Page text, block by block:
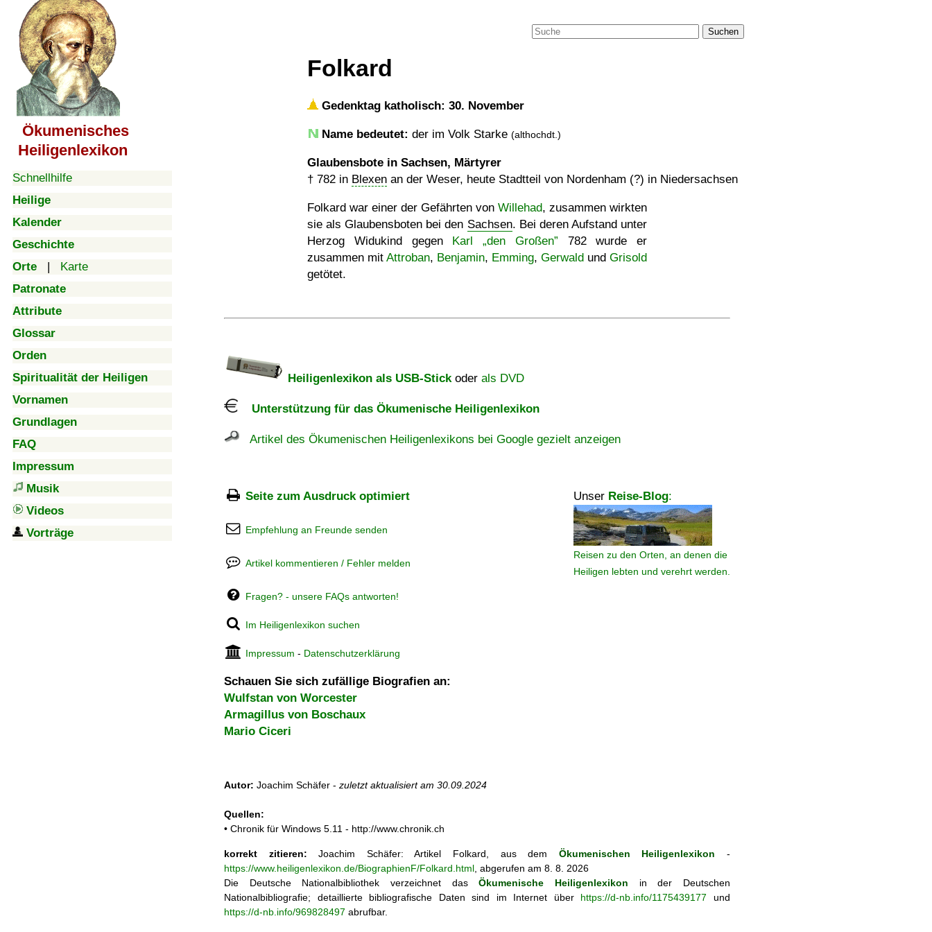
Ökumenisches
Heiligenlexikon
Schnellhilfe
Heilige
Kalender
Geschichte
Orte | Karte
Patronate
Attribute
Glossar
Orden
Spiritualität der Heiligen
Vornamen
Grundlagen
FAQ
Impressum
Musik
Videos
Vorträge
Suchen
Folkard
Gedenktag katholisch: 30. November
Name bedeutet: der im Volk Starke (althochdt.)
Glaubensbote in Sachsen, Märtyrer
† 782 in Blexen an der Weser, heute Stadtteil von Nordenham (?) in Niedersachsen
Folkard war einer der Gefährten von Willehad, zusammen wirkten
sie als Glaubensboten bei den Sachsen. Bei deren Aufstand unter
Herzog Widukind gegen Karl den Großen
782 wurde er
zusammen mit Attroban, Benjamin, Emming, Gerwald und Grisold
getötet.
Heiligenlexikon als USB-Stickoder als DVD
Unterstützung für das Ökumenische Heiligenlexikon
Artikel des Ökumenischen Heiligenlexikons bei Google gezielt anzeigen
Seite zum Ausdruck optimiert Unser Reise-Blog:
Reisen zu den Orten, an denen die
Heiligen lebten und verehrt werden.
Empfehlung an Freunde senden
Artikel kommentieren / Fehler melden
Fragen? - unsere FAQs antworten!
Im Heiligenlexikon suchen
Impressum - Datenschutzerklärung
Schauen Sie sich zufällige Biografien an:
Wulfstan von Worcester
Armagillus von Boschaux
Mario Ciceri
Autor: Joachim Schäfer - zuletzt aktualisiert am 30.09.2024
Quellen:
• Chronik für Windows 5.11 - http://www.chronik.ch
korrekt zitieren: Joachim Schäfer: Artikel Folkard, aus dem Ökumenischen Heiligenlexikon -
https://www.heiligenlexikon.de/BiographienF/Folkard.html , abgerufen am 8. 8. 2026
Die Deutsche Nationalbibliothek verzeichnet dasÖkumenische Heiligenlexikon in der Deutschen
Nationalbibliografie; detaillierte bibliografische Daten sind im Internet über https://d-nb.info/1175439177 und
https://d-nb.info/969828497 abrufbar.